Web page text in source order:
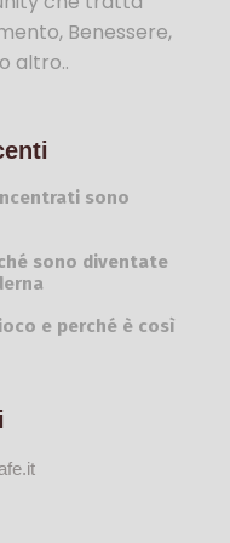
Benessere,
altro..
sono
sono diventate
e perché è così